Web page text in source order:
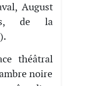
August
de la
théâtral
noire